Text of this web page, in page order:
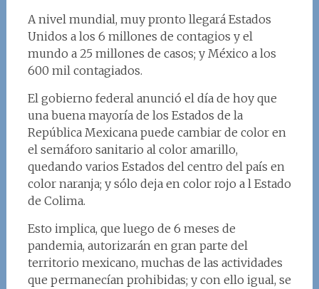
A nivel mundial, muy pronto llegará Estados
Unidos a los 6 millones de contagios y el
mundo a 25 millones de casos; y México a los
600 mil contagiados.
El gobierno federal anunció el día de hoy que
una buena mayoría de los Estados de la
República Mexicana puede cambiar de color en
el semáforo sanitario al color amarillo,
quedando varios Estados del centro del país en
color naranja; y sólo deja en color rojo a l Estado
de Colima.
Esto implica, que luego de 6 meses de
pandemia, autorizarán en gran parte del
territorio mexicano, muchas de las actividades
que permanecían prohibidas; y con ello igual, se